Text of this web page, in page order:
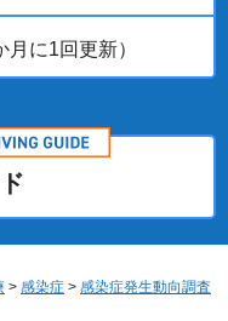
に1回更新）
> 感染症 > 感染症発生動向調査